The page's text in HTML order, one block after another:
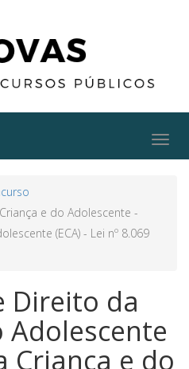
e do Adolescente -
(ECA) - Lei nº 8.069
Direito da
Adolescente
Criança e do